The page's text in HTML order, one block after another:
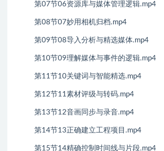
第07节06资源库与媒体管理逻辑.mp4
第08节07妙用相机归档.mp4
第09节08导入分析与精选媒体.mp4
第10节09理解媒体与事件的逻辑.mp4
第11节10关键词与智能精选.mp4
第12节11素材评级与转码.mp4
第13节12音画同步与录音.mp4
第14节13正确建立工程项目.mp4
第15节14精确控制时间线与片段.mp4